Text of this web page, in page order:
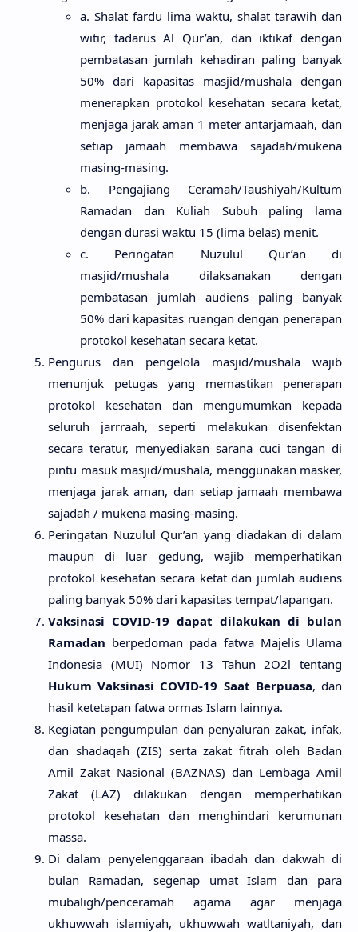
a. Shalat fardu lima waktu, shalat tarawih dan
witir, tadarus Al Qur’an, dan iktikaf dengan
pembatasan jumlah kehadiran paling banyak
50% dari kapasitas masjid/mushala dengan
menerapkan protokol kesehatan secara ketat,
menjaga jarak aman 1 meter antarjamaah, dan
setiap jamaah membawa sajadah/mukena
masing-masing.
b. Pengajiang Ceramah/Taushiyah/Kultum
Ramadan dan Kuliah Subuh paling lama
dengan durasi waktu 15 (lima belas) menit.
c. Peringatan Nuzulul Qur’an di
masjid/mushala dilaksanakan dengan
pembatasan jumlah audiens paling banyak
50% dari kapasitas ruangan dengan penerapan
protokol kesehatan secara ketat.
Pengurus dan pengelola masjid/mushala wajib
menunjuk petugas yang memastikan penerapan
protokol kesehatan dan mengumumkan kepada
seluruh jarrraah, seperti melakukan disenfektan
secara teratur, menyediakan sarana cuci tangan di
pintu masuk masjid/mushala, menggunakan masker,
menjaga jarak aman, dan setiap jamaah membawa
sajadah / mukena masing-masing.
Peringatan Nuzulul Qur’an yang diadakan di dalam
maupun di luar gedung, wajib memperhatikan
protokol kesehatan secara ketat dan jumlah audiens
paling banyak 50% dari kapasitas tempat/lapangan.
Vaksinasi COVID-19 dapat dilakukan di bulan
Ramadan berpedoman pada fatwa Majelis Ulama
Indonesia (MUI) Nomor 13 Tahun 2O2l tentang
Hukum Vaksinasi COVID-19 Saat Berpuasa, dan
hasil ketetapan fatwa ormas Islam lainnya.
Kegiatan pengumpulan dan penyaluran zakat, infak,
dan shadaqah (ZIS) serta zakat fitrah oleh Badan
Amil Zakat Nasional (BAZNAS) dan Lembaga Amil
Zakat (LAZ) dilakukan dengan memperhatikan
protokol kesehatan dan menghindari kerumunan
massa.
Di dalam penyelenggaraan ibadah dan dakwah di
bulan Ramadan, segenap umat Islam dan para
mubaligh/penceramah agama agar menjaga
ukhuwwah islamiyah, ukhuwwah watltaniyah, dan